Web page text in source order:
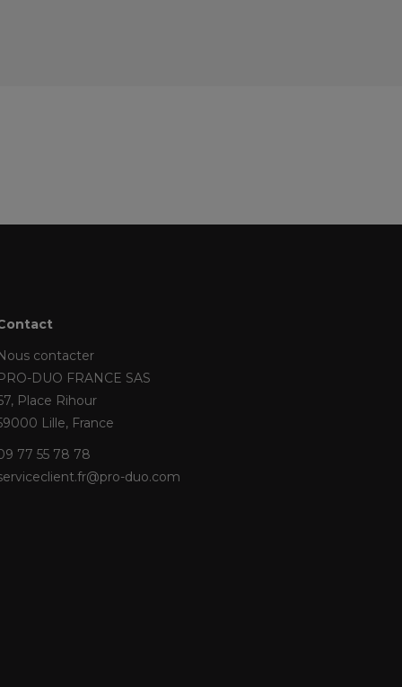
contacter
DUO FRANCE SAS
Place Rihour
Lille, France
77 55 78 78
duo.com